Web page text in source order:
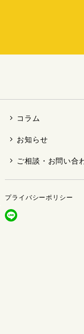
コラム
お知らせ
ご相談・お問い合
プライバシーポリシー